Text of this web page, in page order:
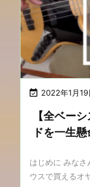
 2022年1月19
【全ベー
ドを一生
はじめに みな
ウスで買えるオ